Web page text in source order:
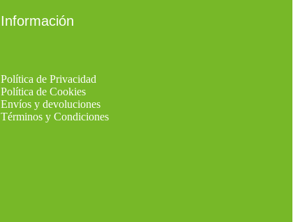
Información
Política de Privacidad
Política de Cookies
Envíos y devoluciones
Términos y Condiciones